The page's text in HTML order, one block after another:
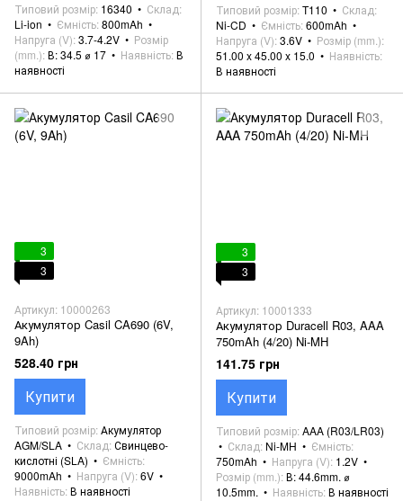
Типовий розмір 16340
Склад
Li-ion
Ємність 800mAh
Напруга (V) 3.7-4.2V
Розмір
(mm.) В: 34.5 ⌀ 17 Наявність В
наявності
Типовий розмір T110
Склад
Ni-CD
Ємність 600mAh
Напруга (V) 3.6V
Розмір (mm.)
51.00 x 45.00 x 15.0
Наявність
В наявності
3
3
Артикул: 10000263
Акумулятор Casil CA690 (6V,
9Ah)
528.40 грн
Купити
Типовий розмір Акумулятор
AGM/SLA
Склад Свинцево-
кислотні (SLA)
Ємність
9000mAh
Напруга (V) 6V
Наявність В наявності
3
3
Артикул: 10001333
Акумулятор Duracell R03, AAA
750mAh (4/20) Ni-MH
141.75 грн
Купити
Типовий розмір AAA (R03/LR03)
Склад Ni-MH
Ємність
750mAh
Напруга (V) 1.2V
Розмір (mm.) В: 44.6mm. ⌀
10.5mm.
Наявність В наявності